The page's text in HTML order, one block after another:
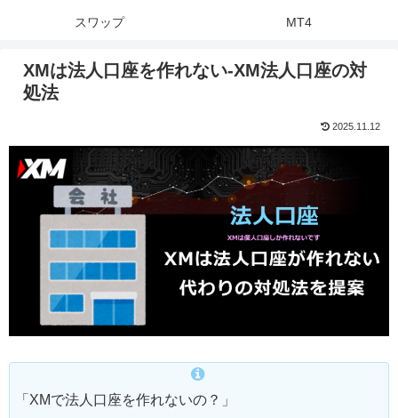
スワップ MT4
XMは法人口座を作れない-XM法人口座の対
処法
2025.11.12
「XMで法人口座を作れないの？」